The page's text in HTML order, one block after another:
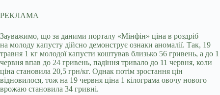
РЕКЛАМА
Зауважимо, що за даними порталу «Мінфін» ціна в роздріб
на молоду капусту дійсно демонструє ознаки аномалії. Так, 19
травня 1 кг молодої капусти коштував близько 56 гривень, а до 1
червня впав до 24 гривень, падіння тривало до 11 червня, коли
ціна становила 20,5 грн/кг. Однак потім зростання цін
відновилося, тож на 19 червня ціна 1 кілограма овочу нового
врожаю становила 34 гривні.